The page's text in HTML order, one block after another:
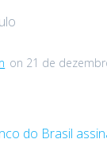
on 21 de
do Brasil